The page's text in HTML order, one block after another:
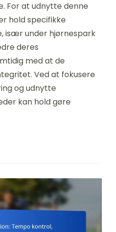
For at udnytte denne
hold specifikke
især under hjørnespark
deres
med at de
Ved at fokusere
og udnytte
kan hold gøre